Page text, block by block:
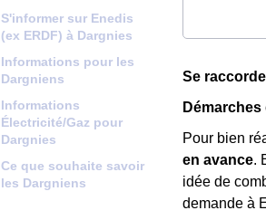
S'informer sur Enedis
(ex ERDF) à Dargnies
Informations pour les
Dargniens
Informations
Électricité/Gaz pour
Dargnies
Ce que souhaite savoir
les Dargniens
Se
Pour bien
en avance.
idée de
demande à